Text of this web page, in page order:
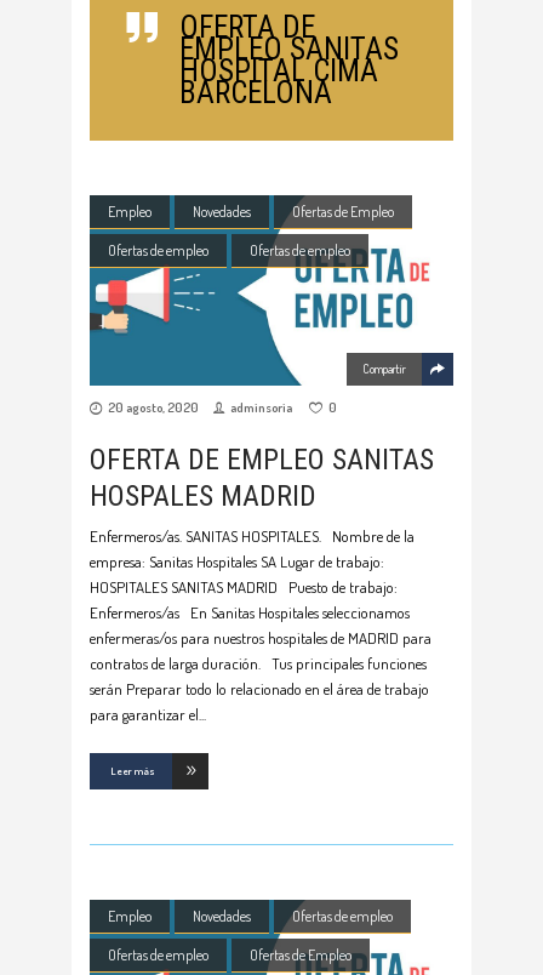
OFERTA DE
EMPLEO SANITAS
HOSPITAL CIMA
BARCELONA
Empleo Novedades Ofertas de Empleo
Ofertas de empleo Ofertas de empleo
Compartir
20 agosto, 2020 adminsoria 0
OFERTA DE EMPLEO SANITAS
HOSPALES MADRID
Enfermeros/as. SANITAS HOSPITALES. Nombre de la
empresa: Sanitas Hospitales SA Lugar de trabajo:
HOSPITALES SANITAS MADRID Puesto de trabajo:
Enfermeros/as En Sanitas Hospitales seleccionamos
enfermeras/os para nuestros hospitales de MADRID para
contratos de larga duración. Tus principales funciones
serán Preparar todo lo relacionado en el área de trabajo
para garantizar el
Leer más
Empleo Novedades Ofertas de empleo
Ofertas de empleo Ofertas de Empleo